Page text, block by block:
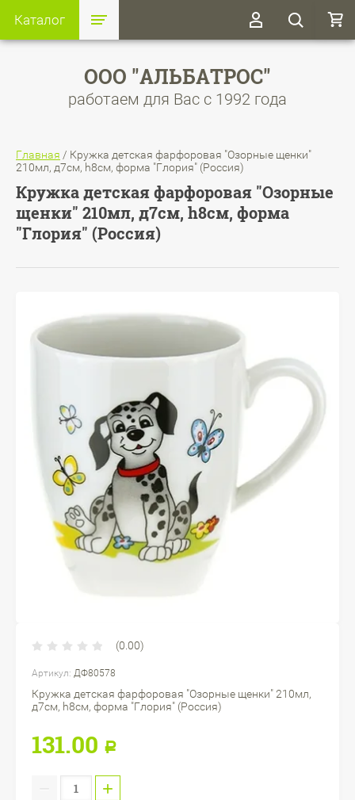
Каталог
ООО "АЛЬБАТРОС"
работаем для Вас с 1992 года
Главная / Кружка детская фарфоровая "Озорные щенки"
210мл, д7см, h8см, форма "Глория" (Россия)
Кружка детская фарфоровая "Озорные
щенки" 210мл, д7см, h8см, форма
"Глория" (Россия)
(0.00)
Артикул: ДФ80578
Кружка детская фарфоровая "Озорные щенки" 210мл,
д7см, h8см, форма "Глория" (Россия)
131.00 Р
+